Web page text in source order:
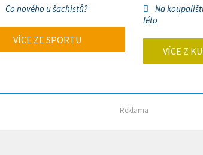
Co nového u šachistů?
VÍCE ZE SPORTU
Na
léto
VÍCE Z
Reklama